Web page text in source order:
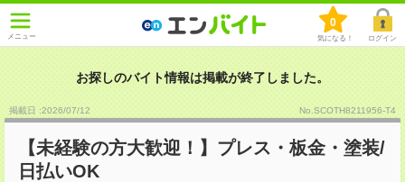
メニュー
0
気になる！ ログイン
お探しのバイト情報は掲載が終了しました。
掲載日 :2026/07/12 No.SCOTH8211956-T4
【未経験の方大歓迎！】プレス・板金・塗装/
日払いOK